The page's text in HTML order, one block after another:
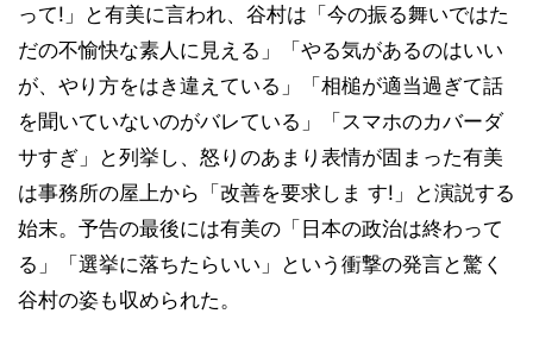
って!」と有美に言われ、谷村は「今の振る舞いではた
だの不愉快な素人に見える」「やる気があるのはいい
が、やり方をはき違えている」「相槌が適当過ぎて話
を聞いていないのがバレている」「スマホのカバーダ
サすぎ」と列挙し、怒りのあまり表情が固まった有美
は事務所の屋上から「改善を要求しま す!」と演説する
始末。予告の最後には有美の「日本の政治は終わって
る」「選挙に落ちたらいい」という衝撃の発言と驚く
谷村の姿も収められた。